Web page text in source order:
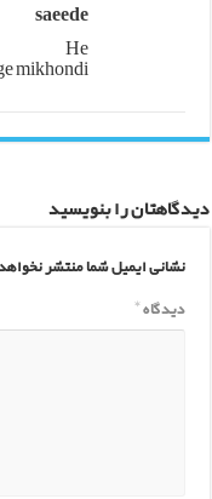
saeede
He
mikhondi
دیدگاهتان را بنویسید
نشانی ایمیل شما منتشر
دیدگاه*